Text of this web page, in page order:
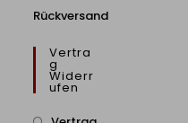
Rückversand
Vertra
G
Widerr
Ufen